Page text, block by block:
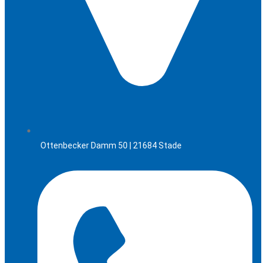
Ottenbecker Damm 50 | 21684 Stade